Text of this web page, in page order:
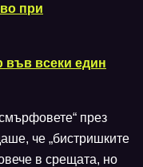
при
във всеки един
през
че „бистришките
в срещата, но